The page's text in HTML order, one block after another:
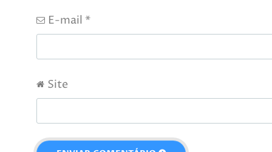
E-mail *
Site